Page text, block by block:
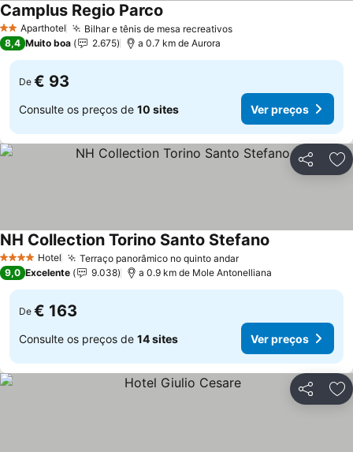
2 EstrelasAparthotel Bilhar e tênis de mesa recreativos
Camplus Regio Parco
8,4 Muito boa 2.675 a 0.7 km de Aurora
De € 93
Consulte os preços de 10 sites Ver preços
Partilhar
4 EstrelasHotel Terraço panorâmico no quinto andar
NH Collection Torino Santo Stefano
9,0 Excelente 9.038 a 0.9 km de Mole Antonelliana
De € 163
Consulte os preços de 14 sites Ver preços
Partilhar